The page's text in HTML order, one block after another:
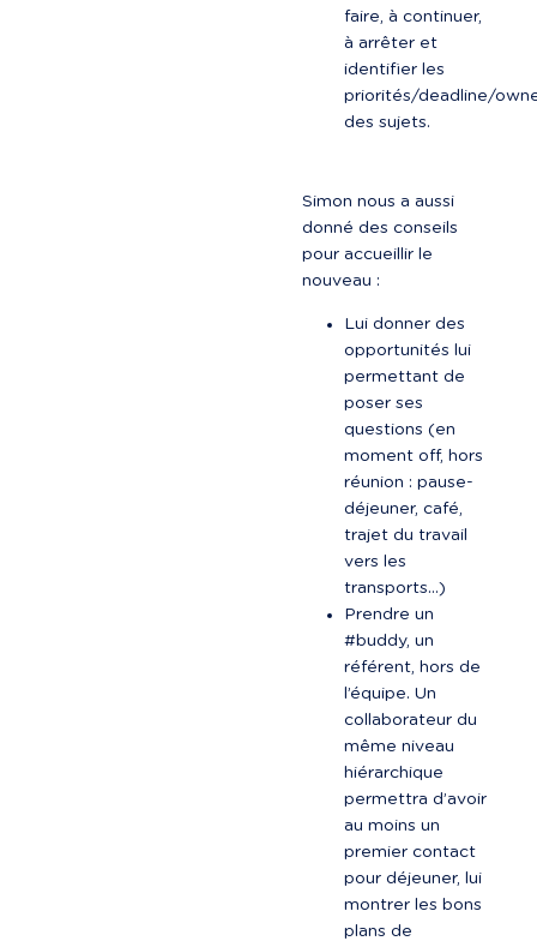
faire, à continuer,
à arrêter et
identifier les
priorités/deadline/
des sujets.
Simon nous a aussi
donné des conseils
pour accueillir le
nouveau :
Lui donner des
opportunités lui
permettant de
poser ses
questions (en
moment off, hors
réunion : pause-
déjeuner, café,
trajet du travail
vers les
transports…)
Prendre un
#buddy, un
référent, hors de
l’équipe. Un
collaborateur du
même niveau
hiérarchique
permettra d’avoir
au moins un
premier contact
pour déjeuner, lui
montrer les bons
plans de